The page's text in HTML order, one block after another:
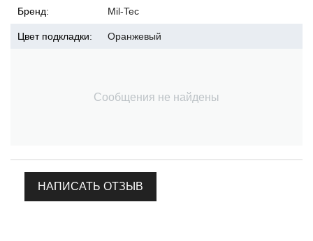
Бренд:
Mil-Tec
Цвет подкладки: Оранжевый
Сообщения не найдены
НАПИСАТЬ ОТЗЫВ